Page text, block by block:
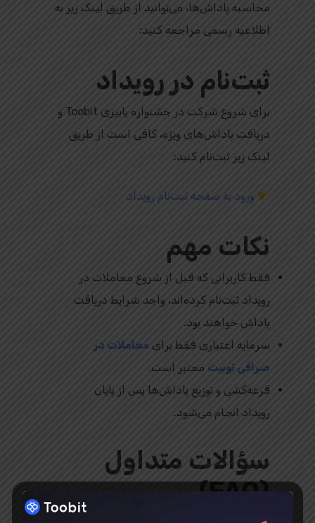
محاسبه پاداش‌ها، می‌توانید از طریق لینک زیر به
اطلاعیه رسمی مراجعه کنید:
ثبت‌نام در رویداد
برای شروع شرکت در جشنواره پاییزی Toobit و
دریافت پاداش‌های ویژه، کافی است از طریق
لینک زیر ثبت‌نام کنید:
ورود به صفحه ثبت‌نام رویداد
نکات مهم
فقط کاربرانی که قبل از شروع معاملات در
رویداد ثبت‌نام کرده‌اند، واجد شرایط دریافت
پاداش خواهند بود.
سرمایه اعتباری فقط برای معاملات در
صرافی توبیت معتبر است.
قرعه‌کشی و توزیع پاداش‌ها پس از پایان
رویداد انجام می‌شود.
سؤالات متداول
(FAQ)